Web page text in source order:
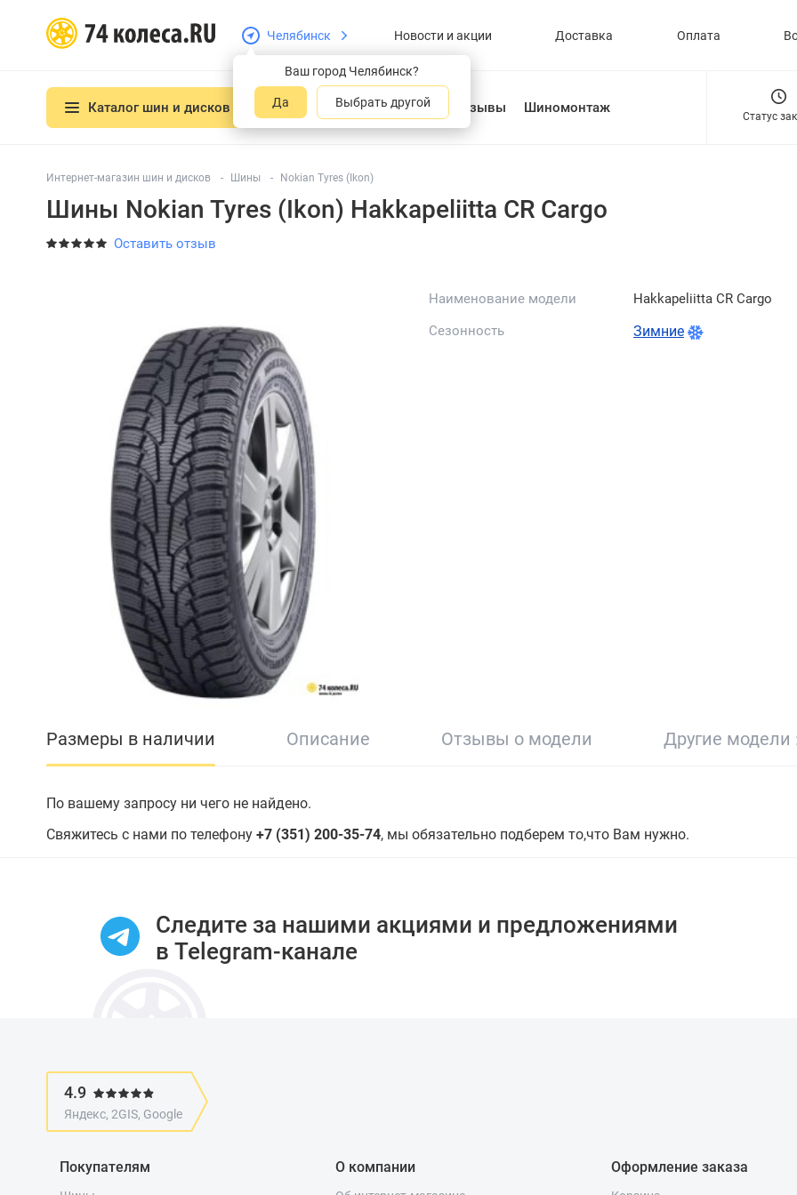
Челябинск
Ваш город Челябинск?
Да Выбрать другой
Новости и акции Доставка Оплата
Каталог шин и дисков О нас Отзывы Шиномонтаж
Статус
Интернет-магазин шин и дисков Шины Nokian Tyres (Ikon)
Шины Nokian Tyres (Ikon) Hakkapeliitta CR Cargo
Оставить отзыв
Наименование модели
Hakkapeliitta CR Cargo
Сезонность
Зимние
Размеры в наличии Описание Отзывы о модели Другие модели
По вашему запросу ни чего не найдено.
Свяжитесь с нами по телефону +7 (351) 200-35-74, мы обязательно подберем то,что Вам нужно.
Следите за нашими акциями и предложениями
в Telegram-канале
4.9
Яндекс, 2GIS, Google
Покупателям О компании Оформление заказа